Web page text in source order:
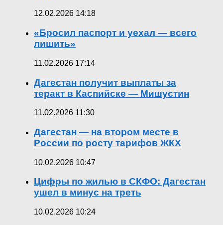
12.02.2026 14:18
«Бросил паспорт и уехал — всего
лишить»
11.02.2026 17:14
Дагестан получит выплаты за
теракт в Каспийске — Мишустин
11.02.2026 11:30
Дагестан — на втором месте в
России по росту тарифов ЖКХ
10.02.2026 10:47
Цифры по жилью в СКФО: Дагестан
ушел в минус на треть
10.02.2026 10:24